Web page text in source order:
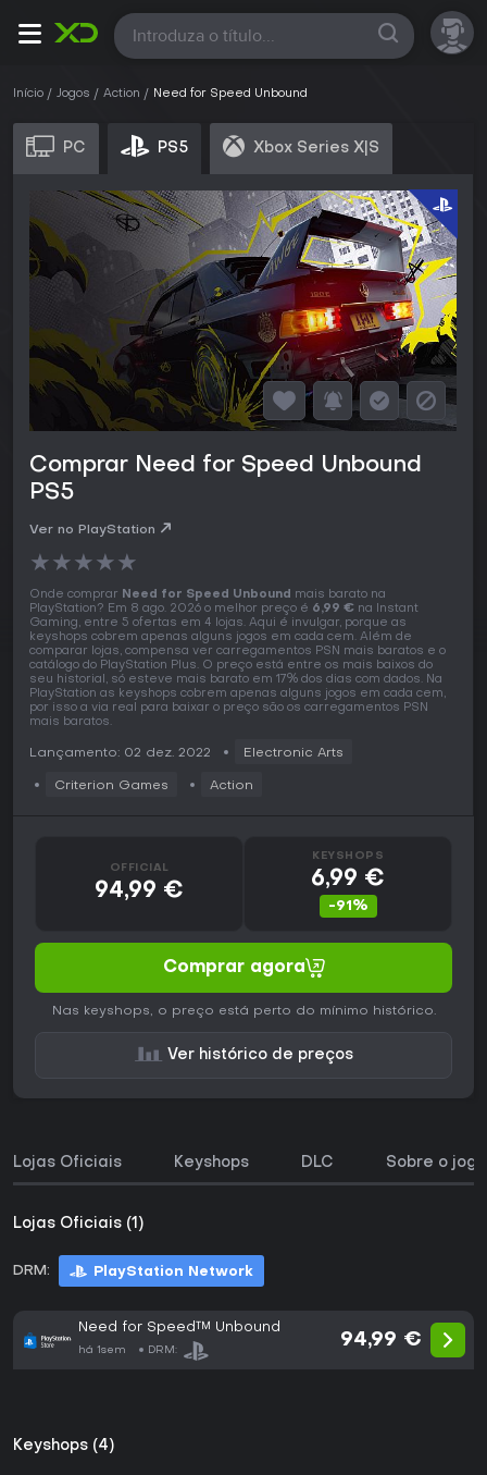
Todas
Início Jogos Action Need for Speed Unbound
PC PS5 Xbox Series X|S
Comprar Need for Speed Unbound
PS5
Ver no PlayStation
★★★★★
Onde comprar Need for Speed Unbound mais barato na
PlayStation? Em 8 ago. 2026 o melhor preço é 6,99 € na Instant
Gaming, entre 5 ofertas em 4 lojas. Aqui é invulgar, porque as
keyshops cobrem apenas alguns jogos em cada cem. Além de
comparar lojas, compensa ver carregamentos PSN mais baratos e o
catálogo do PlayStation Plus. O preço está entre os mais baixos do
seu historial, só esteve mais barato em 17% dos dias com dados. Na
PlayStation as keyshops cobrem apenas alguns jogos em cada cem,
por isso a via real para baixar o preço são os carregamentos PSN
mais baratos.
Lançamento: 02 dez. 2022 Electronic Arts
Criterion Games Action
OFFICIAL
94,99 €
KEYSHOPS
6,99 €
-91%
Comprar agora
Nas keyshops, o preço está perto do mínimo histórico.
Ver histórico de preços
Lojas Oficiais Keyshops DLC Sobre o jogo
Lojas Oficiais (1)
DRM: PlayStation Network
Need for Speed™ Unbound
há 1sem DRM:
94,99 €
Keyshops (4)